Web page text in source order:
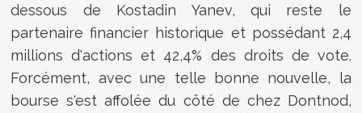
dessous de Kostadin Yanev, qui reste le
partenaire financier historique et possédant 2,4
millions d'actions et 42,4% des droits de vote.
Forcément, avec une telle bonne nouvelle, la
bourse s'est affolée du côté de chez Dontnod,